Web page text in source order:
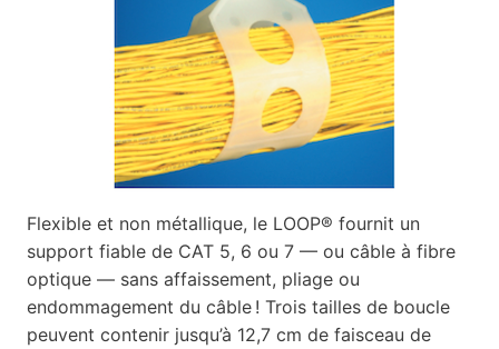
Flexible et non métallique, le LOOP® fournit un
support fiable de CAT 5, 6 ou 7 — ou câble à fibre
optique — sans affaissement, pliage ou
endommagement du câble ! Trois tailles de boucle
peuvent contenir jusqu’à 12,7 cm de faisceau de